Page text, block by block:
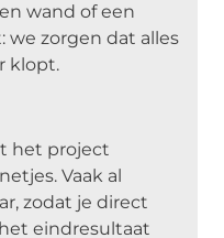
wand of een
we zorgen dat alles
klopt.
het project
Vaak al
zodat je direct
eindresultaat